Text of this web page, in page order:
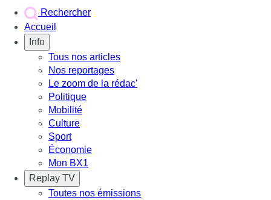
Rechercher
Accueil
Info
Tous nos articles
Nos reportages
Le zoom de la rédac'
Politique
Mobilité
Culture
Sport
Économie
Mon BX1
Replay TV
Toutes nos émissions